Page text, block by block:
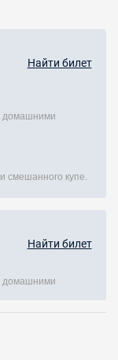
Найти билет
домашними
смешанного купе.
Найти билет
домашними